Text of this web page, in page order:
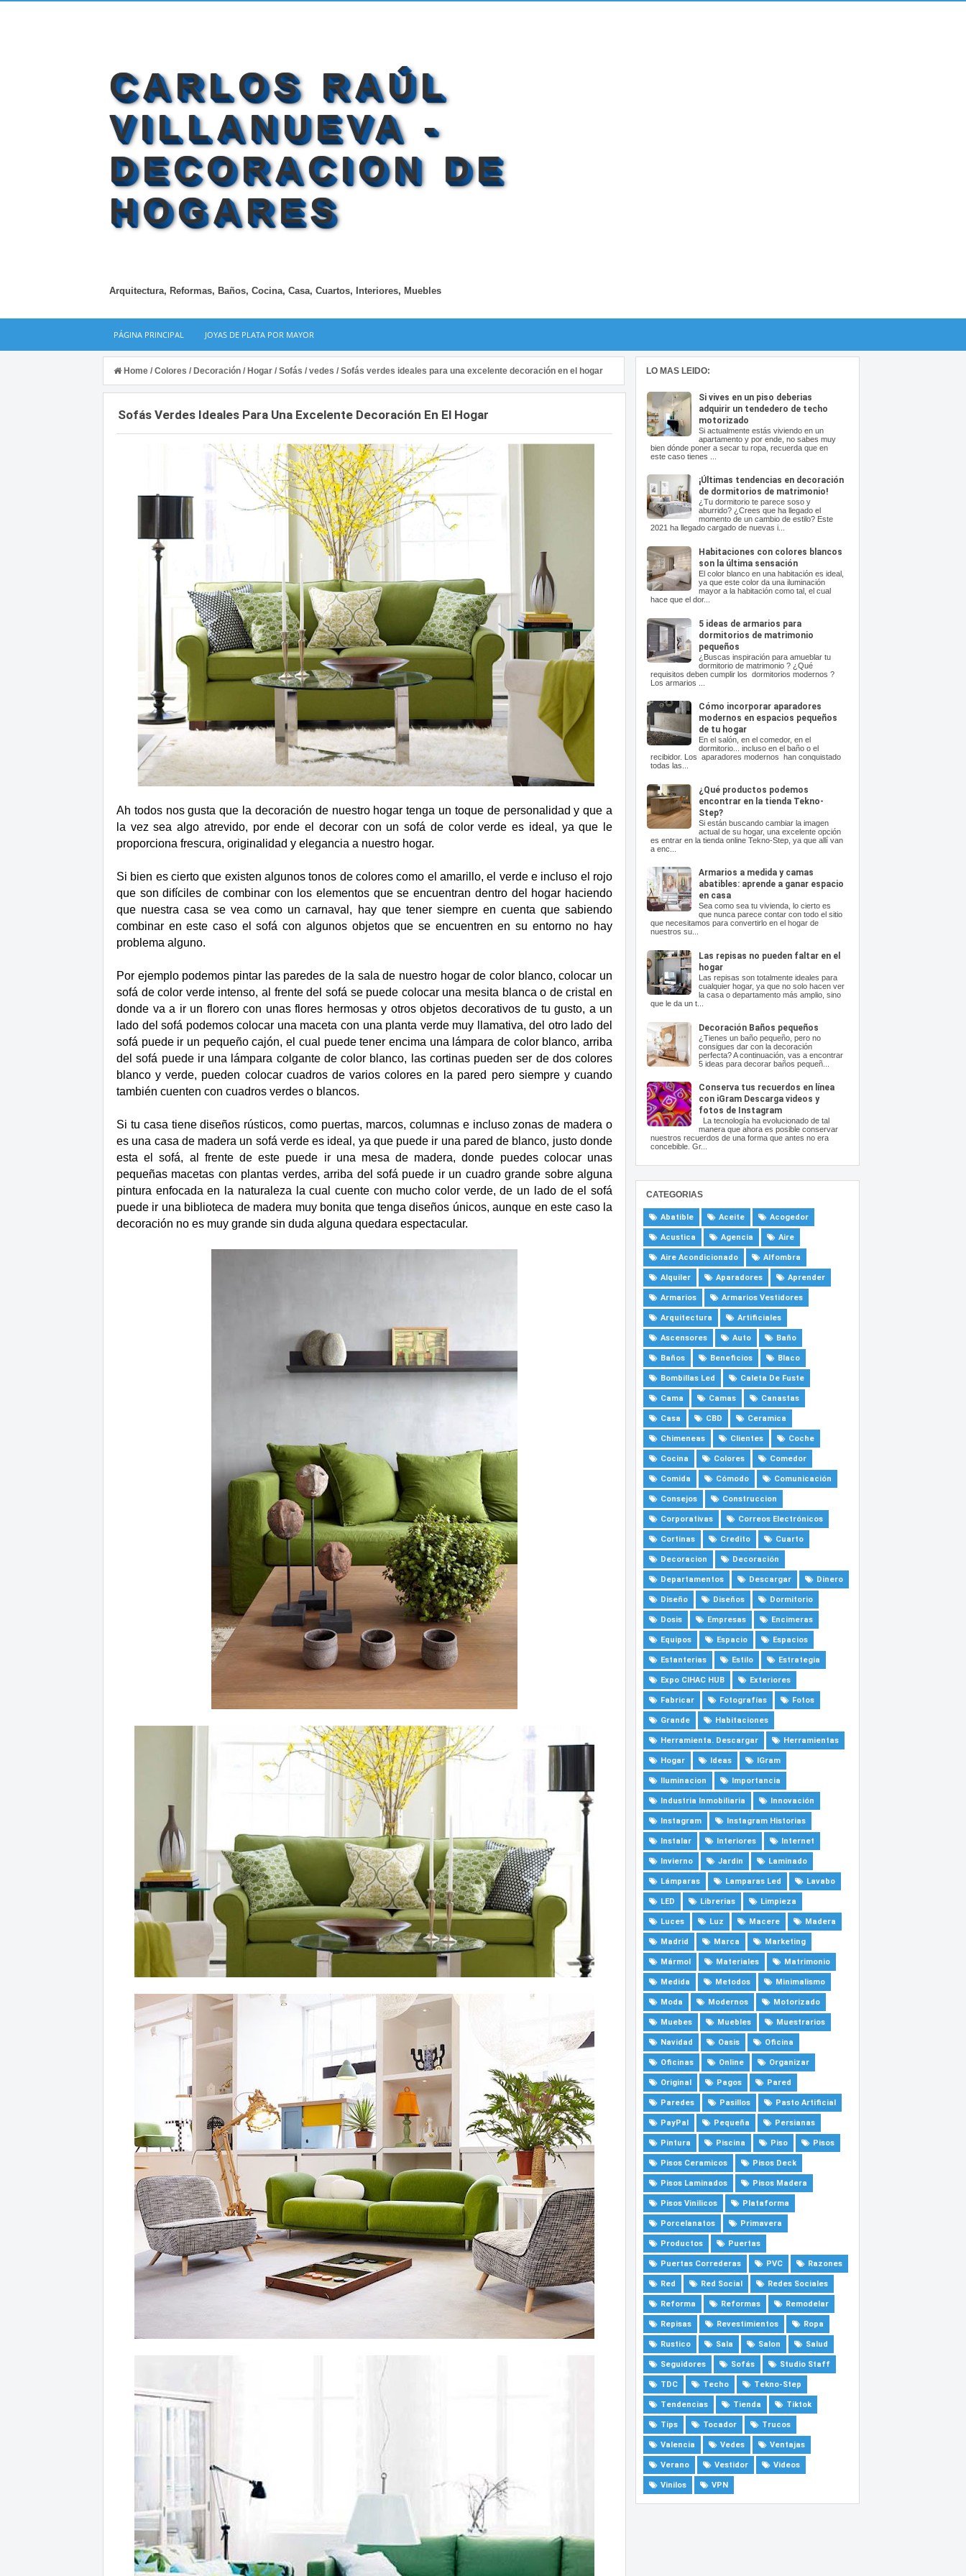
CARLOS RAÚL
VILLANUEVA -
DECORACION DE
HOGARES
Arquitectura, Reformas, Baños, Cocina, Casa, Cuartos, Interiores, Muebles
PÁGINA PRINCIPAL JOYAS DE PLATA POR MAYOR
Home / Colores / Decoración / Hogar / Sofás / vedes / Sofás verdes ideales para una excelente decoración en el hogar
Sofás Verdes Ideales Para Una Excelente Decoración En El Hogar
Ah todos nos gusta que la decoración de nuestro hogar tenga un toque de personalidad y que a
la vez sea algo atrevido, por ende el decorar con un sofá de color verde es ideal, ya que le
proporciona frescura, originalidad y elegancia a nuestro hogar.
Si bien es cierto que existen algunos tonos de colores como el amarillo, el verde e incluso el rojo
que son difíciles de combinar con los elementos que se encuentran dentro del hogar haciendo
que nuestra casa se vea como un carnaval, hay que tener siempre en cuenta que sabiendo
combinar en este caso el sofá con algunos objetos que se encuentren en su entorno no hay
problema alguno.
Por ejemplo podemos pintar las paredes de la sala de nuestro hogar de color blanco, colocar un
sofá de color verde intenso, al frente del sofá se puede colocar una mesita blanca o de cristal en
donde va a ir un florero con unas flores hermosas y otros objetos decorativos de tu gusto, a un
lado del sofá podemos colocar una maceta con una planta verde muy llamativa, del otro lado del
sofá puede ir un pequeño cajón, el cual puede tener encima una lámpara de color blanco, arriba
del sofá puede ir una lámpara colgante de color blanco, las cortinas pueden ser de dos colores
blanco y verde, pueden colocar cuadros de varios colores en la pared pero siempre y cuando
también cuenten con cuadros verdes o blancos.
Si tu casa tiene diseños rústicos, como puertas, marcos, columnas e incluso zonas de madera o
es una casa de madera un sofá verde es ideal, ya que puede ir una pared de blanco, justo donde
esta el sofá, al frente de este puede ir una mesa de madera, donde puedes colocar unas
pequeñas macetas con plantas verdes, arriba del sofá puede ir un cuadro grande sobre alguna
pintura enfocada en la naturaleza la cual cuente con mucho color verde, de un lado de el sofá
puede ir una biblioteca de madera muy bonita que tenga diseños únicos, aunque en este caso la
decoración no es muy grande sin duda alguna quedara espectacular.
LO MAS LEIDO:
Si vives en un piso deberias
adquirir un tendedero de techo
motorizado
Si actualmente estás viviendo en un
apartamento y por ende, no sabes muy
bien dónde poner a secar tu ropa, recuerda que en
este caso tienes ...
¡Últimas tendencias en decoración
de dormitorios de matrimonio!
¿Tu dormitorio te parece soso y
aburrido? ¿Crees que ha llegado el
momento de un cambio de estilo? Este
2021 ha llegado cargado de nuevas i...
Habitaciones con colores blancos
son la última sensación
El color blanco en una habitación es ideal,
ya que este color da una iluminación
mayor a la habitación como tal, el cual
hace que el dor...
5 ideas de armarios para
dormitorios de matrimonio
pequeños
¿Buscas inspiración para amueblar tu
dormitorio de matrimonio ? ¿Qué
requisitos deben cumplir los dormitorios modernos ?
Los armarios ...
Cómo incorporar aparadores
modernos en espacios pequeños
de tu hogar
En el salón, en el comedor, en el
dormitorio... incluso en el baño o el
recibidor. Los aparadores modernos han conquistado
todas las...
¿Qué productos podemos
encontrar en la tienda Tekno-
Step?
Si están buscando cambiar la imagen
actual de su hogar, una excelente opción
es entrar en la tienda online Tekno-Step, ya que allí van
a enc...
Armarios a medida y camas
abatibles: aprende a ganar espacio
en casa
Sea como sea tu vivienda, lo cierto es
que nunca parece contar con todo el sitio
que necesitamos para convertirlo en el hogar de
nuestros su...
Las repisas no pueden faltar en el
hogar
Las repisas son totalmente ideales para
cualquier hogar, ya que no solo hacen ver
la casa o departamento más amplio, sino
que le da un t...
Decoración Baños pequeños
¿Tienes un baño pequeño, pero no
consigues dar con la decoración
perfecta? A continuación, vas a encontrar
5 ideas para decorar baños pequeñ...
Conserva tus recuerdos en línea
con iGram Descarga videos y
fotos de Instagram
La tecnología ha evolucionado de tal
manera que ahora es posible conservar
nuestros recuerdos de una forma que antes no era
concebible. Gr...
CATEGORIAS
Abatible Aceite Acogedor
Acustica Agencia Aire
Aire Acondicionado Alfombra
Alquiler Aparadores Aprender
Armarios Armarios Vestidores
Arquitectura Artificiales
Ascensores Auto Baño
Baños Beneficios Blaco
Bombillas Led Caleta De Fuste
Cama Camas Canastas
Casa CBD Ceramica
Chimeneas Clientes Coche
Cocina Colores Comedor
Comida Cómodo Comunicación
Consejos Construccion
Corporativas Correos Electrónicos
Cortinas Credito Cuarto
Decoracion Decoración
Departamentos Descargar Dinero
Diseño Diseños Dormitorio
Dosis Empresas Encimeras
Equipos Espacio Espacios
Estanterias Estilo Estrategia
Expo CIHAC HUB Exteriores
Fabricar Fotografías Fotos
Grande Habitaciones
Herramienta. Descargar Herramientas
Hogar Ideas IGram
Iluminacion Importancia
Industria Inmobiliaria Innovación
Instagram Instagram Historias
Instalar Interiores Internet
Invierno Jardin Laminado
Lámparas Lamparas Led Lavabo
LED Librerias Limpieza
Luces Luz Macere Madera
Madrid Marca Marketing
Mármol Materiales Matrimonio
Medida Metodos Minimalismo
Moda Modernos Motorizado
Muebes Muebles Muestrarios
Navidad Oasis Oficina
Oficinas Online Organizar
Original Pagos Pared
Paredes Pasillos Pasto Artificial
PayPal Pequeña Persianas
Pintura Piscina Piso Pisos
Pisos Ceramicos Pisos Deck
Pisos Laminados Pisos Madera
Pisos Vinilicos Plataforma
Porcelanatos Primavera
Productos Puertas
Puertas Correderas PVC Razones
Red Red Social Redes Sociales
Reforma Reformas Remodelar
Repisas Revestimientos Ropa
Rustico Sala Salon Salud
Seguidores Sofás Studio Staff
TDC Techo Tekno-Step
Tendencias Tienda Tiktok
Tips Tocador Trucos
Valencia Vedes Ventajas
Verano Vestidor Videos
Vinilos VPN